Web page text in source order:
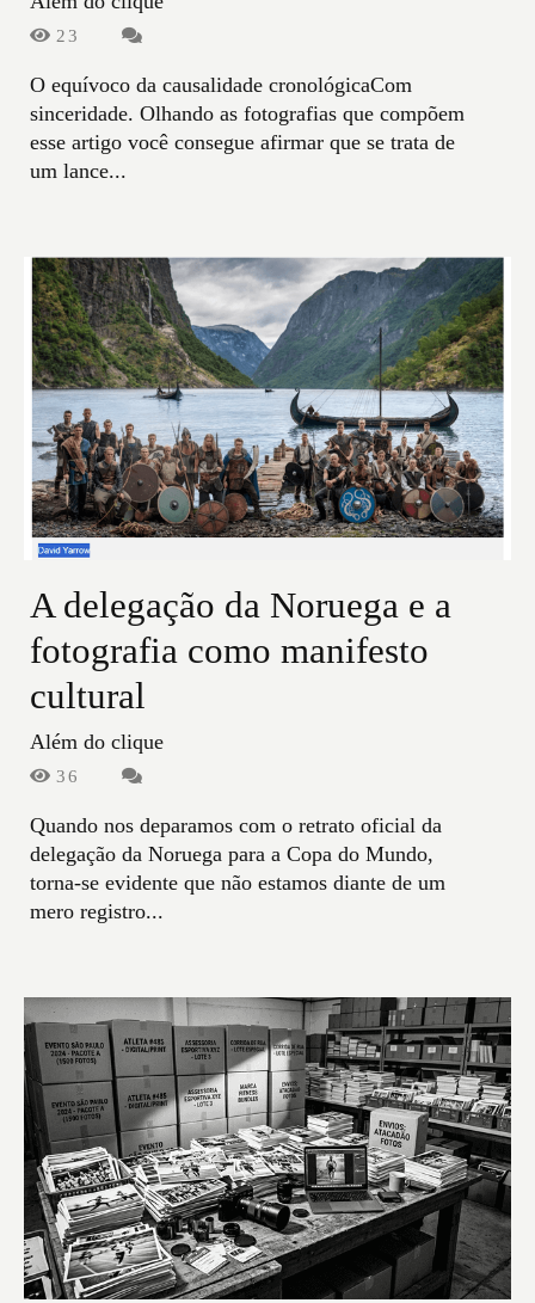
23
O equívoco da causalidade cronológicaCom
sinceridade. Olhando as fotografias que compõem
esse artigo você consegue afirmar que se trata de
um lance...
A delegação da Noruega e a
fotografia como manifesto
cultural
Além do clique
36
Quando nos deparamos com o retrato oficial da
delegação da Noruega para a Copa do Mundo,
torna-se evidente que não estamos diante de um
mero registro...